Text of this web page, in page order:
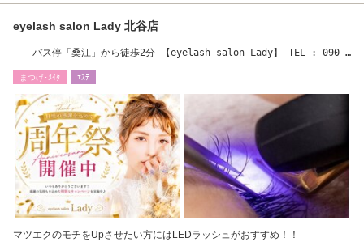
eyelash salon Lady 北谷店
バス停「桑江」から徒歩2分 【eyelash salon Lady】 TEL : 090-
まつげ･ﾒｲｸ ｴｽﾃ
マツエクのモチをUpさせたい方にはLEDラッシュがおすすめ！！